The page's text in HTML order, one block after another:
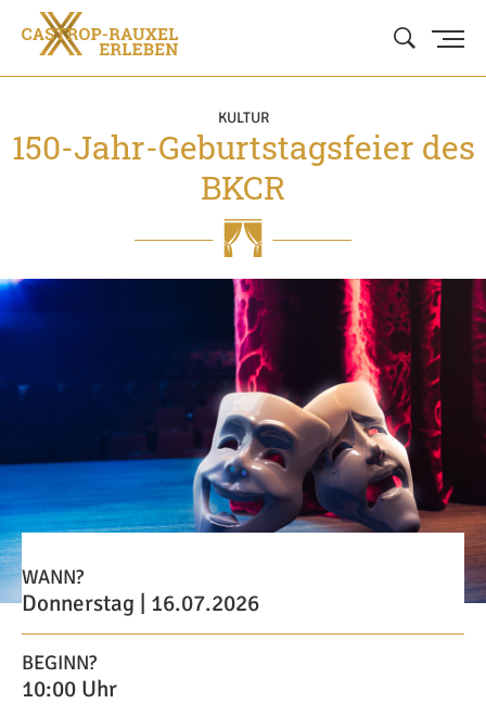
KULTUR
150-Jahr-Geburtstagsfeier des
BKCR
WANN?
Donnerstag | 16.07.2026
BEGINN?
10:00 Uhr